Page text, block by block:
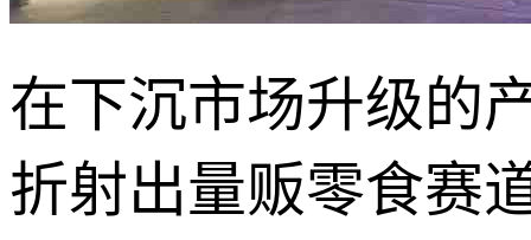
在下沉市场升级的
折射出量贩零食赛